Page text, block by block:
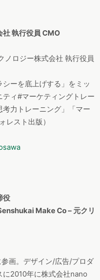
執行役員 CMO
ノロジー株式会社 執行役員
シーを底上げする」をミッ
ィ#マーケティングトレー
力トレーニング」「マー
レスト出版）
役
Make Co – 元クリ
画。デザイン/広告/プロダ
に2010年に株式会社nano